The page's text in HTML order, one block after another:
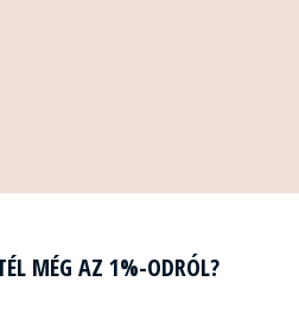
MÉG AZ 1%-ODRÓL?